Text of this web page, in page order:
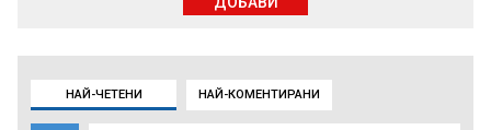
НАЙ-ЧЕТЕНИ НАЙ-КОМЕНТИРАНИ